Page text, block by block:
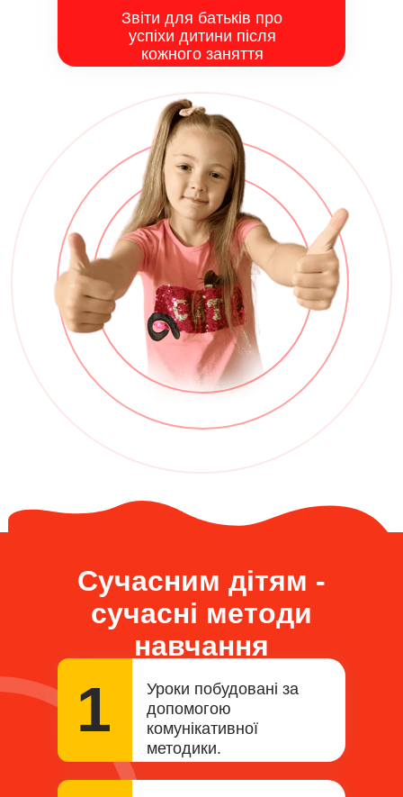
Звіти для батьків про
успіхи дитини після
кожного заняття
1
Сучасним дітям -
сучасні методи
навчання
Уроки побудовані за
допомогою
комунікативної
методики.